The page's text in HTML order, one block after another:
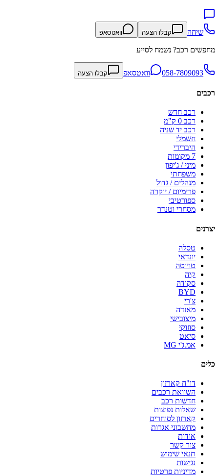
שיחה קבלו הצעה וואטסאפ
מחפשים רכב? נשמח לסייע
058-7809093 וואטסאפ קבלו הצעה
רכבים
רכב חדש
רכב 0 ק"מ
רכב יד שניה
חשמלי
היברידי
7 מקומות
מיני / ג'יפון
משפחתי
מנהלים / גדול
פרימיום / יוקרה
ספורטיבי
מסחרי וטנדר
יצרנים
טסלה
יונדאי
טויוטה
קיה
סקודה
BYD
צ'רי
מאזדה
מיצובישי
סוזוקי
סיאט
אמ.ג'י MG
כלים
דו"ח קארזון
השוואת רכבים
חדשות רכב
שאלות נפוצות
קארזון לסוחרים
מחשבוני אגרות
אודות
צור קשר
תנאי שימוש
נגישות
מדיניות פרטיות